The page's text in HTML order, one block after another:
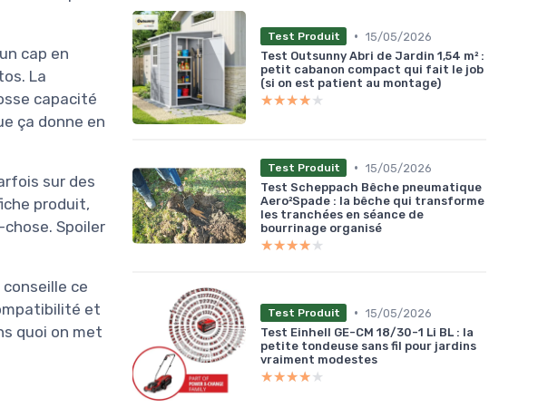
cap en
La
capacité
ça donne en
sur des
produit,
Spoiler
ce
et
quoi on met
Test Produit • 15/05/2026
Test Outsunny Abri de Jardin 1,54 m² :
petit cabanon compact qui fait le job
(si on est patient au montage)
★★★★★
★★★★★
Test Produit • 15/05/2026
Test Scheppach Bêche pneumatique
Aero²Spade : la bêche qui transforme
les tranchées en séance de
bourrinage organisé
★★★★★
★★★★★
Test Produit • 15/05/2026
Test Einhell GE-CM 18/30-1 Li BL : la
petite tondeuse sans fil pour jardins
vraiment modestes
★★★★★
★★★★★